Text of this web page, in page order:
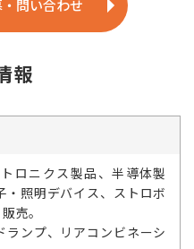
問い合わせ
報
ロニクス製品、半導体製
照明デバイス、ストロボ
売。
ンプ、リアコンビネーシ